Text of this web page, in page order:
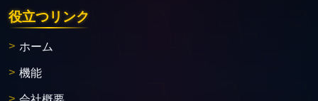
役立つリンク
ホーム
機能